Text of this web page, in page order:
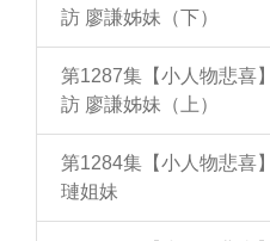
訪 廖謙姊妹（下）
第1287集【小人物悲喜
訪 廖謙姊妹（上）
第1284集【小人物悲喜
璉姐妹